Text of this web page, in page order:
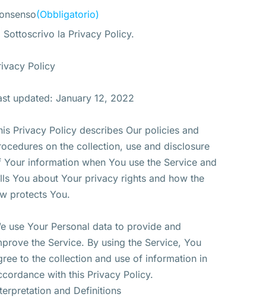
(Obbligatorio)
Sottoscrivo la Privacy Policy.
Policy
updated: January 12, 2022
Privacy Policy describes Our policies and
on the collection, use and disclosure
Your information when You use the Service and
You about Your privacy rights and how the
protects You.
use Your Personal data to provide and
the Service. By using the Service, You
to the collection and use of information in
with this Privacy Policy.
and Definitions